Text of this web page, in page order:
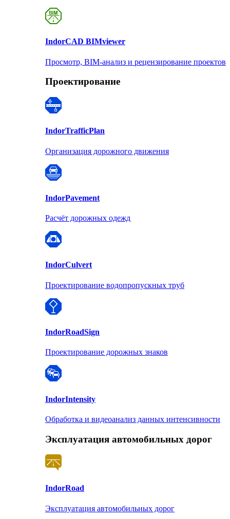
IndorCAD BIMviewer
Просмотр, BIM-анализ и рецензирование проектов
Проектирование
IndorTrafficPlan
Организация дорожного движения
IndorPavement
Расчёт дорожных одежд
IndorCulvert
Проектирование водопропускных труб
IndorRoadSign
Проектирование дорожных знаков
IndorIntensity
Обработка и видеоанализ данных интенсивности
Эксплуатация автомобильных дорог
IndorRoad
Эксплуатация автомобильных дорог